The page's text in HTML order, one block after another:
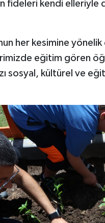
fideleri kendi elleriyle
her kesimine yönelik
eğitim gören
sosyal, kültürel ve